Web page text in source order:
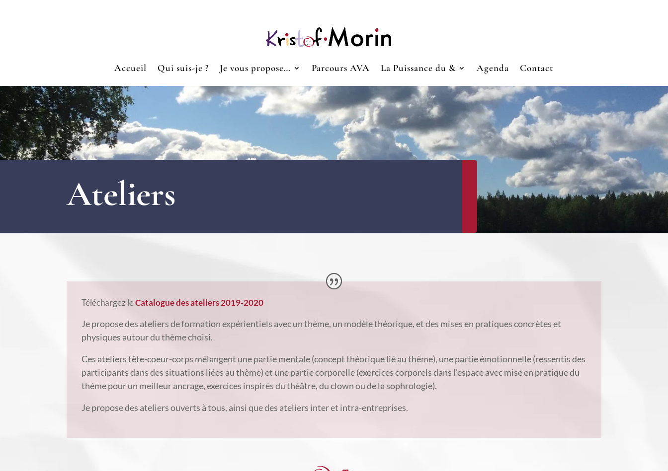
Accueil Qui suis-je ? Je vous propose… Parcours AVA La Puissance du & Agenda Contact
Ateliers
Téléchargez leCatalogue des ateliers 2019-2020
Je propose des ateliers de formation expérientiels avec un thème, un modèle théorique, et des mises en pratiques concrètes et
physiques autour du thème choisi.
Ces ateliers tête-coeur-corps mélangent une partie mentale (concept théorique lié au thème), une partie émotionnelle (ressentis des
participants dans des situations liées au thème) et une partie corporelle (exercices corporels dans l’espace avec mise en pratique du
thème pour un meilleur ancrage, exercices inspirés du théâtre, du clown ou de la sophrologie).
Je propose des ateliers ouverts à tous, ainsi que des ateliers inter et intra-entreprises.